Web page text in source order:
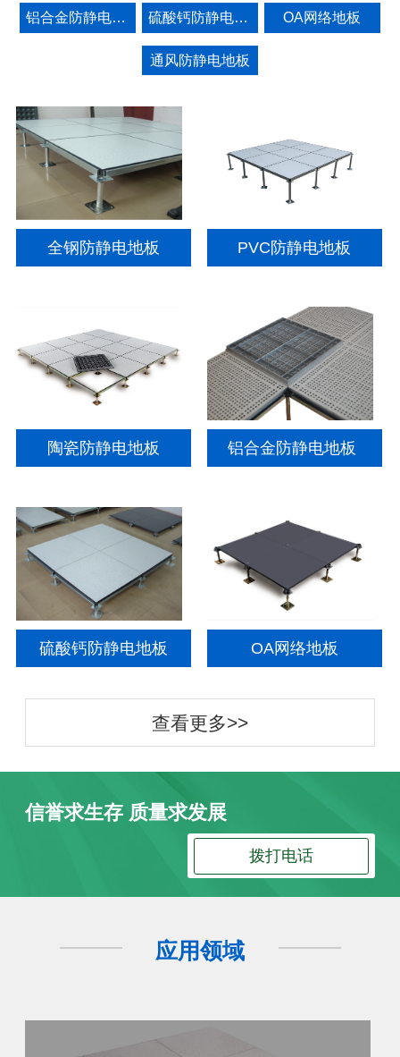
铝合金防静电地板 硫酸钙防静电地板 OA网络地板
通风防静电地板
全钢防静电地板 PVC防静电地板
陶瓷防静电地板 铝合金防静电地板
硫酸钙防静电地板 OA网络地板
查看更多>>
信誉求生存 质量求发展
拨打电话
应用领域
防静电地板